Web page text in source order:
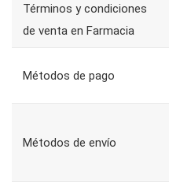
Términos y condiciones
de venta en Farmacia
Métodos de pago
Métodos de envío